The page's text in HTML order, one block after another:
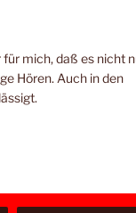
mich, daß es nicht
Hören. Auch in den